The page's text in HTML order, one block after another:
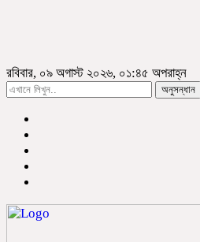
রবিবার, ০৯ অগাস্ট ২০২৬, ০১:৪৫ অপরাহ্ন
অনুসন্ধান